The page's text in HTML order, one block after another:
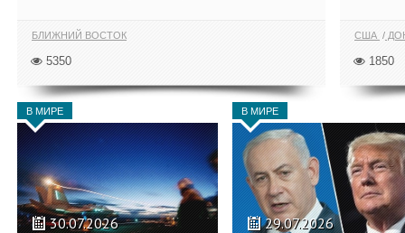
БЛИЖНИЙ ВОСТОК
5350
США
1850
В МИРЕ
30.07.2026
В МИРЕ
29.07.2026